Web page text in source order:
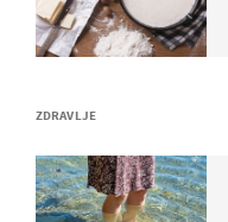
ZDRAVLJE